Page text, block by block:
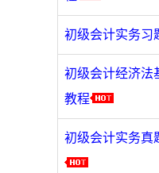
初级会计实务习
初级会计经济法
教程
初级会计实务真